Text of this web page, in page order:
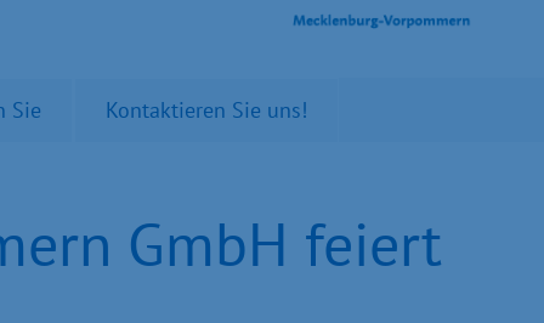
Sie Kontaktieren Sie uns!
GmbH feiert